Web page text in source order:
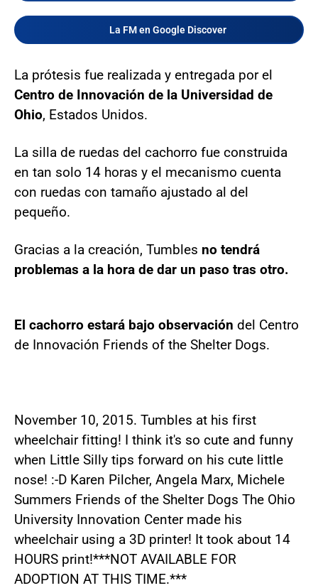
La FM en Google Discover
La prótesis fue realizada y entregada por el
Centro de Innovación de la Universidad de
Ohio, Estados Unidos.
La silla de ruedas del cachorro fue construida
en tan solo 14 horas y el mecanismo cuenta
con ruedas con tamaño ajustado al del
pequeño.
Gracias a la creación, Tumbles no tendrá
problemas a la hora de dar un paso tras otro.
El cachorro estará bajo observación del Centro
de Innovación Friends of the Shelter Dogs.
November 10, 2015. Tumbles at his first
wheelchair fitting! I think it's so cute and funny
when Little Silly tips forward on his cute little
nose! :-D Karen Pilcher, Angela Marx, Michele
Summers Friends of the Shelter Dogs The Ohio
University Innovation Center made his
wheelchair using a 3D printer! It took about 14
HOURS print!***NOT AVAILABLE FOR
ADOPTION AT THIS TIME.***